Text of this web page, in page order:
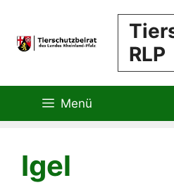
springen
RLP
Menü
Igel